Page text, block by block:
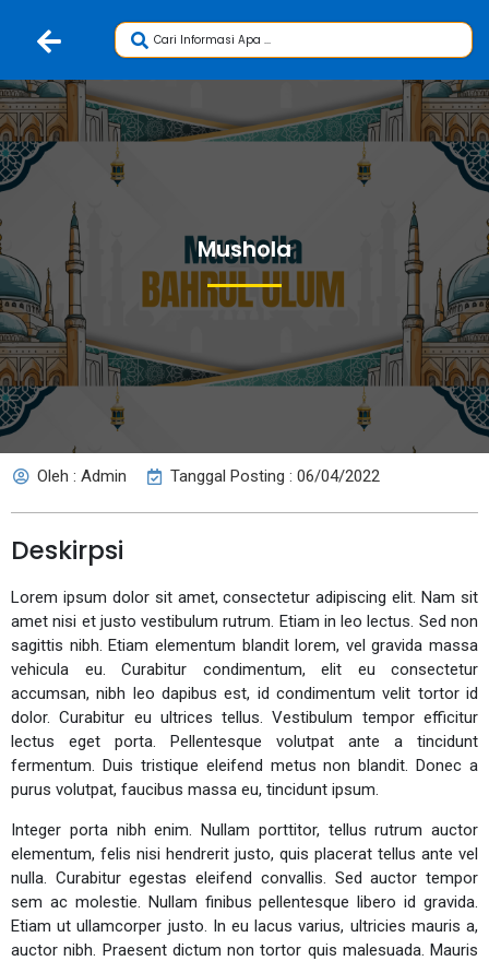
Mushola
Oleh : Admin Tanggal Posting : 06/04/2022
Deskirpsi
Lorem ipsum dolor sit amet, consectetur adipiscing elit. Nam sit
amet nisi et justo vestibulum rutrum. Etiam in leo lectus. Sed non
sagittis nibh. Etiam elementum blandit lorem, vel gravida massa
vehicula eu. Curabitur condimentum, elit eu consectetur
accumsan, nibh leo dapibus est, id condimentum velit tortor id
dolor. Curabitur eu ultrices tellus. Vestibulum tempor efficitur
lectus eget porta. Pellentesque volutpat ante a tincidunt
fermentum. Duis tristique eleifend metus non blandit. Donec a
purus volutpat, faucibus massa eu, tincidunt ipsum.
Integer porta nibh enim. Nullam porttitor, tellus rutrum auctor
elementum, felis nisi hendrerit justo, quis placerat tellus ante vel
nulla. Curabitur egestas eleifend convallis. Sed auctor tempor
sem ac molestie. Nullam finibus pellentesque libero id gravida.
Etiam ut ullamcorper justo. In eu lacus varius, ultricies mauris a,
auctor nibh. Praesent dictum non tortor quis malesuada. Mauris